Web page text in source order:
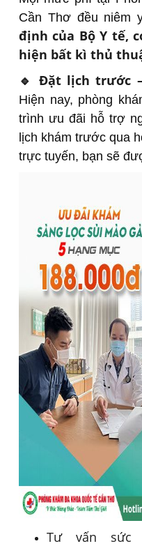
Cần Thơ đều niêm
định của Bộ Y tế,
hiện bất kì thủ
🔹 Đặt lịch trước
Hiện nay, phòng
trình ưu đãi hỗ trợ
lịch khám trước qua
trực tuyến, bạn sẽ
Tư vấn sức